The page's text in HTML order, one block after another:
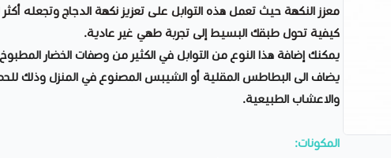
معزز النكهة حيث تعمل هذه التوابل على تعزيز نكهة الدجاج وتجعله
كيفية تحول طبقك البسيط إلى تجربة طهي غير عادية.
يمكنك إضافة هذا النوع من التوابل في الكثير من وصفات الخضار
يضاف الى البطاطس المقلية أو الشيبس المصنوع في المنزل وذلك
والاعشاب الطبيعية.
المكونات: